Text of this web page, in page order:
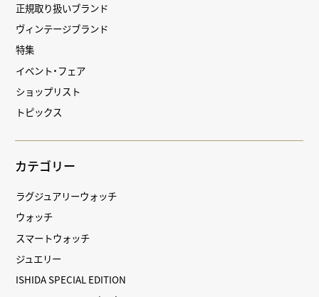
正規取り扱いブランド
ヴィンテージブランド
特集
イベント・フェア
ショップリスト
トピックス
カテゴリー
ラグジュアリーウォッチ
ウォッチ
スマートウォッチ
ジュエリー
ISHIDA SPECIAL EDITION